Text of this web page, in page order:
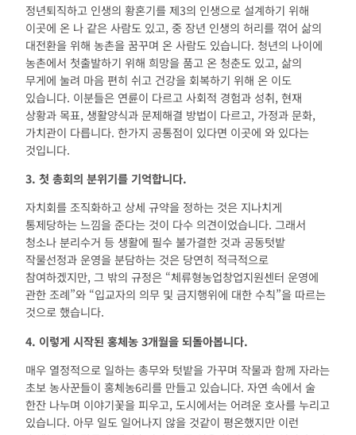
정년퇴직하고 인생의 황혼기를 제3의 인생으로 설계하기 위해
이곳에 온 나 같은 사람도 있고, 중 장년 인생의 허리를 꺾어 삶의
대전환을 위해 농촌을 꿈꾸며 온 사람도 있습니다. 청년의 나이에
농촌에서 첫출발하기 위해 희망을 품고 온 청춘도 있고, 삶의
무게에 눌려 마음 편히 쉬고 건강을 회복하기 위해 온 이도
있습니다. 이분들은 연륜이 다르고 사회적 경험과 성취, 현재
상황과 목표, 생활양식과 문제해결 방법이 다르고, 가정과 문화,
가치관이 다릅니다. 한가지 공통점이 있다면 이곳에 와 있다는
것입니다.
3. 첫 총회의 분위기를 기억합니다.
자치회를 조직화하고 상세 규약을 정하는 것은 지나치게
통제당하는 느낌을 준다는 것이 다수 의견이었습니다. 그래서
청소나 분리수거 등 생활에 필수 불가결한 것과 공동텃밭
작물선정과 운영을 분담하는 것은 당연히 적극적으로
참여하겠지만, 그 밖의 규정은 “체류형농업창업지원센터 운영에
관한 조례”와 “입교자의 의무 및 금지행위에 대한 수칙”을 따르는
것으로 했습니다.
4. 이렇게 시작된 홍체농3개월을 되돌아봅니다.
매우 열정적으로 일하는 총무와 텃밭을 가꾸며 작물과 함께 자라는
초보 농사꾼들이 홍체농6리를 만들고 있습니다. 자연 속에서 술
한잔 나누며 이야기꽃을 피우고, 도시에서는 어려운 호사를 누리고
있습니다. 아무 일도 일어나지 않을 것같이 평온했지만 이런